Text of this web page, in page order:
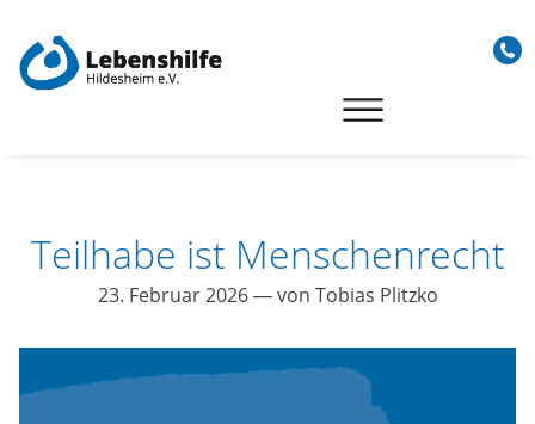
content
Teilhabe ist Menschenrecht
23. Februar 2026— von Tobias Plitzko